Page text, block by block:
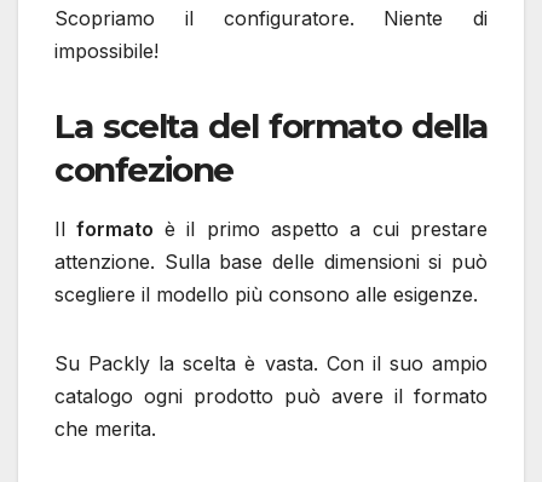
Scopriamo il configuratore. Niente di
impossibile!
La scelta del formato della
confezione
Ilformato è il primo aspetto a cui prestare
attenzione. Sulla base delle dimensioni si può
scegliere il modello più consono alle esigenze.
Su Packly la scelta è vasta. Con il suo ampio
catalogo ogni prodotto può avere il formato
che merita.